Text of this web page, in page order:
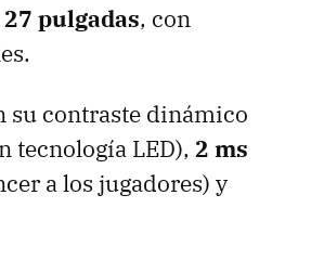
pulgadas, con
su contraste dinámico
tecnología LED), 2 ms
a los jugadores) y